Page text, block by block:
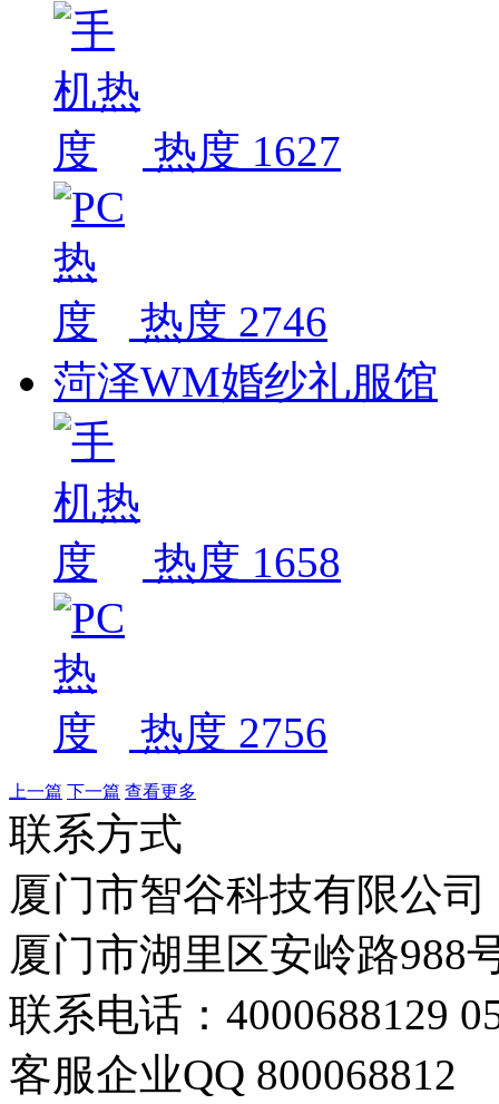
热度 1627
热度 2746
菏泽WM婚纱礼服馆
热度 1658
热度 2756
上一篇 下一篇 查看更多
联系方式
厦门市智谷科技有限公司
厦门市湖里区安岭路988
联系电话：4000688129
客服企业QQ 800068812